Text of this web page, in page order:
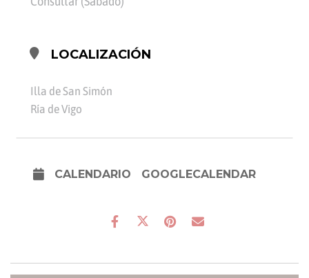
LOCALIZACIÓN
Illa de San Simón
Ría de Vigo
CALENDARIO GOOGLECALENDAR